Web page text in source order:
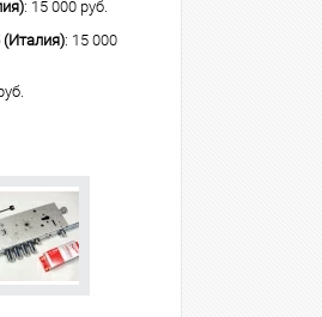
: 15 000 руб.
(Италия): 15 000